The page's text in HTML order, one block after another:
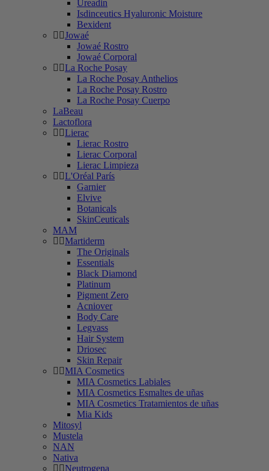
Ureadin
Isdinceutics Hyaluronic Moisture
Bexident
Jowaé
Jowaé Rostro
Jowaé Corporal
La Roche Posay
La Roche Posay Anthelios
La Roche Posay Rostro
La Roche Posay Cuerpo
LaBeau
Lactoflora
Lierac
Lierac Rostro
Lierac Corporal
Lierac Limpieza
L'Oréal París
Garnier
Elvive
Botanicals
SkinCeuticals
MAM
Martiderm
The Originals
Essentials
Black Diamond
Platinum
Pigment Zero
Acniover
Body Care
Legvass
Hair System
Driosec
Skin Repair
MIA Cosmetics
MIA Cosmetics Labiales
MIA Cosmetics Esmaltes de uñas
MIA Cosmetics Tratamientos de uñas
Mia Kids
Mitosyl
Mustela
NAN
Nativa
Neutrogena